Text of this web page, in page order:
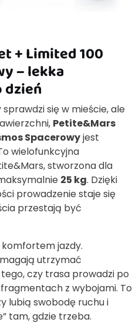
+ Limited 100
– lekka
dzień
się w mieście, ale
Petite&Mars
Spacerowyjest
wielofunkcyjna
stworzona dla
25 kg. Dzięki
prowadzenie staje się
przestają być
komfortem jazdy.
utrzymać
czy trasa prowadzi po
z wybojami. To
lubią swobodę ruchu i
tam, gdzie trzeba.